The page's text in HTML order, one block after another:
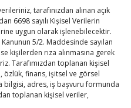
tarafınızdan alınan açık
6698 sayılı Kişisel Verilerin
uygun olarak işlenebilecektir.
5/2. Maddesinde sayılan
kişilerden rıza alınmasına gerek
Tarafımızdan toplanan kişisel
özlük, finans, işitsel ve görsel
bilgisi, adres, iş başvuru formunda
toplanan kişisel veriler,
C C
P
1
2
7 8
9
14 15
16
21 22